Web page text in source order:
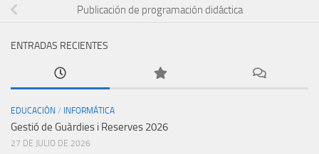
Publicación de programación didáctica
ENTRADAS RECIENTES
EDUCACIÓN / INFORMÁTICA
Gestió de Guàrdies i Reserves 2026
27 DE JULIO DE 2026